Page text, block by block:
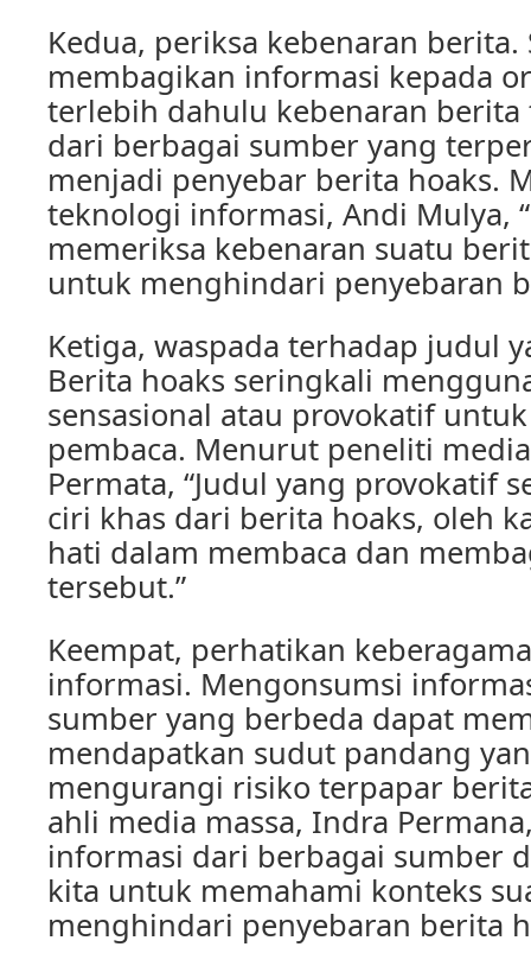
Kedua, periksa kebenaran berita.
membagikan informasi kepada
terlebih dahulu kebenaran berita
dari berbagai sumber yang
menjadi penyebar berita hoaks.
teknologi informasi, Andi Mulya,
memeriksa kebenaran suatu
untuk menghindari penyebaran
Ketiga, waspada terhadap judul
Berita hoaks seringkali
sensasional atau provokatif
pembaca. Menurut peneliti
Permata, “Judul yang provokatif
ciri khas dari berita hoaks, oleh
hati dalam membaca dan
tersebut.”
Keempat, perhatikan
informasi. Mengonsumsi
sumber yang berbeda dapat
mendapatkan sudut pandang
mengurangi risiko terpapar
ahli media massa, Indra
informasi dari berbagai sumber
kita untuk memahami konteks
menghindari penyebaran berita